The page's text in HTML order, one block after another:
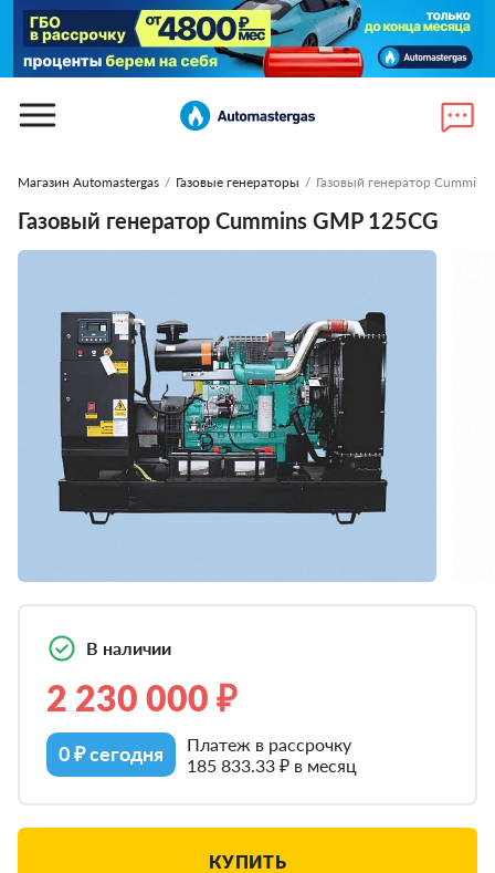
Магазин Automastergas / Газовые генераторы / Газовый генератор
Газовый генератор Cummins GMP 125CG
В наличии
2 230 000 ₽
0 ₽ сегодня
Платеж в рассрочку
185 833.33 ₽ в месяц
КУПИТЬ